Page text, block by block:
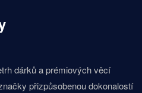
dárků a prémiových věcí
přizpůsobenou dokonalostí